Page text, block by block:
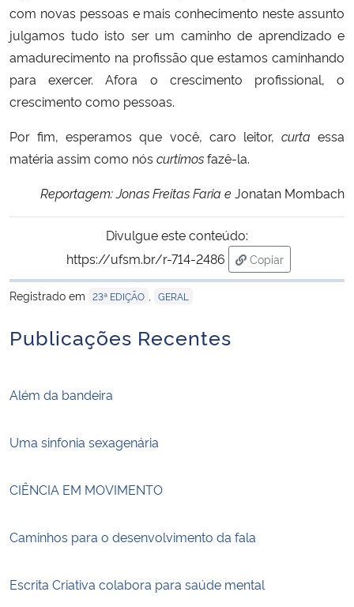
com novas pessoas e mais conhecimento neste assunto
julgamos tudo isto ser um caminho de aprendizado e
amadurecimento na profissão que estamos caminhando
para exercer. Afora o crescimento profissional, o
crescimento como pessoas.
Por fim, esperamos que você, caro leitor, curta essa
matéria assim como nós curtimosfazê-la.
Reportagem: Jonas Freitas Faria e Jonatan Mombach
Divulgue este conteúdo:
https://ufsm.br/r-714-2486
Copiar
para área de
Registrado em 23ª EDIÇÃO GERAL
Publicações Recentes
Além da bandeira
Uma sinfonia sexagenária
CIÊNCIA EM MOVIMENTO
Caminhos para o desenvolvimento da fala
Escrita Criativa colabora para saúde mental